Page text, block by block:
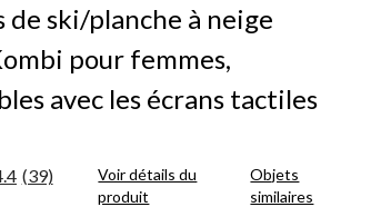
de ski/planche à neige
pour femmes,
avec les écrans tactiles
Lire
(39)
Voir détails du
produit
Objets
similaires